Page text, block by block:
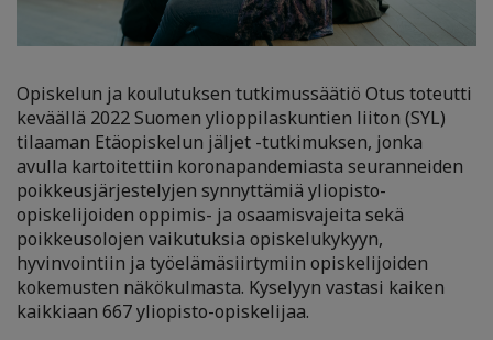
Opiskelun ja koulutuksen tutkimussäätiö Otus toteutti
keväällä 2022 Suomen ylioppilaskuntien liiton (SYL)
tilaaman Etäopiskelun jäljet -tutkimuksen, jonka
avulla kartoitettiin koronapandemiasta seuranneiden
poikkeusjärjestelyjen synnyttämiä yliopisto-
opiskelijoiden oppimis- ja osaamisvajeita sekä
poikkeusolojen vaikutuksia opiskelukykyyn,
hyvinvointiin ja työelämäsiirtymiin opiskelijoiden
kokemusten näkökulmasta. Kyselyyn vastasi kaiken
kaikkiaan 667 yliopisto-opiskelijaa.